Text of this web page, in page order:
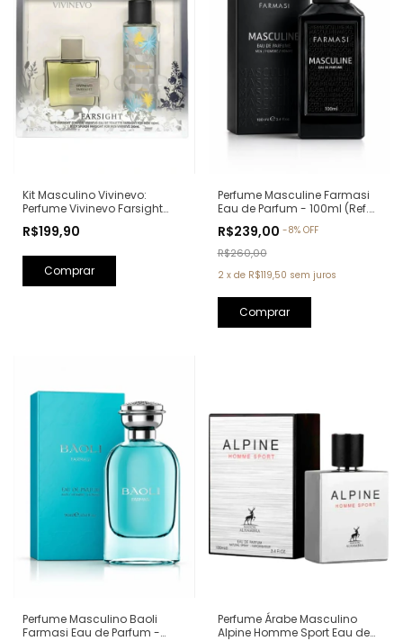
Kit Masculino Vivinevo:
Perfume Vivinevo Farsight
Splash Farsight 250ml
R$199,90
Perfume Masculine Farmasi
Eau de Parfum - 100ml (Ref.
Ford)
R$239,00 -8% OFF
R$260,00
2 x de R$119,50 sem juros
Perfume Masculino Baoli
Farmasi Eau de Parfum -
Perfume Árabe Masculino
Alpine Homme Sport Eau de